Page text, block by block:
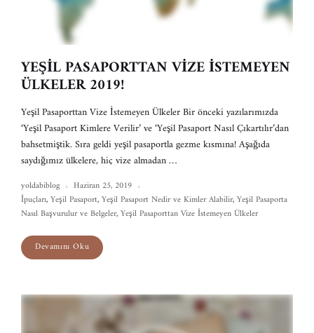
YEŞİL PASAPORTTAN VİZE İSTEMEYEN
ÜLKELER 2019!
Yeşil Pasaporttan Vize İstemeyen Ülkeler Bir önceki yazılarımızda
‘Yeşil Pasaport Kimlere Verilir’ ve ‘Yeşil Pasaport Nasıl Çıkartılır’dan
bahsetmiştik. Sıra geldi yeşil pasaportla gezme kısmına! Aşağıda
saydığımız ülkelere, hiç vize almadan …
yoldabiblog
Haziran 25, 2019
İpuçları,Yeşil Pasaport,Yeşil Pasaport Nedir ve Kimler Alabilir,Yeşil Pasaporta
Nasıl Başvurulur ve Belgeler,Yeşil Pasaporttan Vize İstemeyen Ülkeler
Devamını Oku